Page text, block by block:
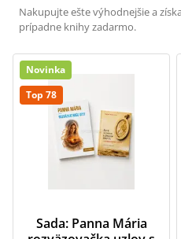
Nakupujte ešte výhodnejšie a
prípadne knihy zadarmo.
Novinka
Top 78
Sada: Panna Mária